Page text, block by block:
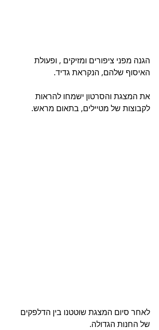
הגנה מפני ציפורים ומזיקים , ופעולת
האיסוף שלהם, הנקראת גדיד.
את המצגת והסרטון ישמחו להראות
לקבוצות של מטיילים, בתאום מראש.
לאחר סיום המצגת שוטטנו בין הדלפקים
של החנות הגדולה.